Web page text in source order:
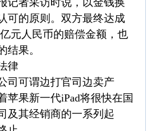
记者采访时说，以金钱换
可的原则。双方最终达成
元人民币的赔偿金额，也
结果。
律
司可谓边打官司边卖产
苹果新一代iPad将很快在国
及其经销商的一系列起